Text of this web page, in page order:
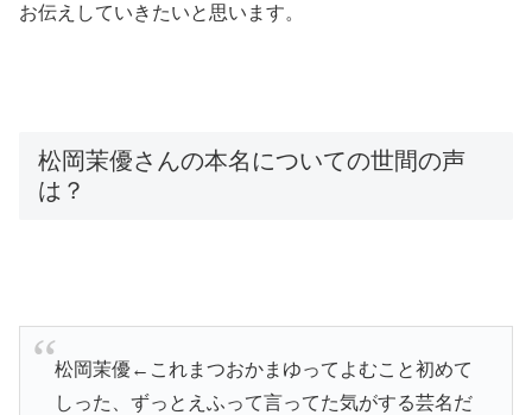
お伝えしていきたいと思います。
松岡茉優さんの本名についての世間の声
は？
松岡茉優←これまつおかまゆってよむこと初めて
しった、ずっとえふって言ってた気がする芸名だ